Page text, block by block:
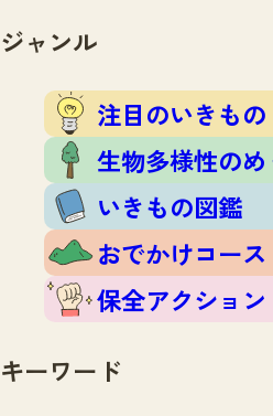
注目のいきもの
生物多様性のめぐみ
いきもの図鑑
おでかけコース
保全アクション
イベント
いきもの調査隊
調査レポート
調査レポートTOP
調査結果
ふくおかいきものマ
マッチング
マッチングTOP
掲載申し込みフォーム
お問合せ
ジャンル
注目のいきもの
生物多様性のめ
いきもの図鑑
おでかけコース
保全アクション
キーワード